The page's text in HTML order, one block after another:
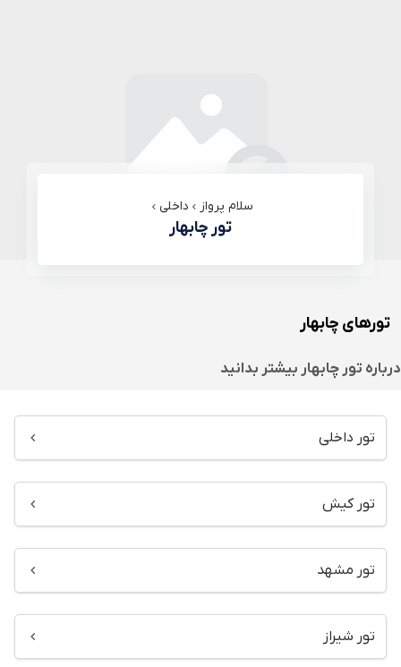
سلام پرواز داخلی
تور چابهار
تورهای چابهار
درباره تور چابهار بیشتر بدانید
تور داخلی
تور کیش
تور مشهد
تور شیراز